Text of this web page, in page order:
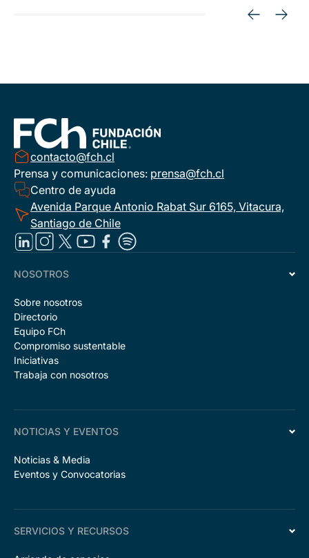
contacto@fch.cl
Prensa y comunicaciones: prensa@fch.cl
Centro de ayuda
Avenida Parque Antonio Rabat Sur 6165, Vitacura,
Santiago de Chile
NOSOTROS
Sobre nosotros
Directorio
Equipo FCh
Compromiso sustentable
Iniciativas
Trabaja con nosotros
NOTICIAS Y EVENTOS
Noticias & Media
Eventos y Convocatorias
SERVICIOS Y RECURSOS